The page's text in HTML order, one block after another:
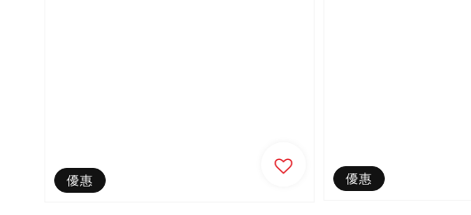
優惠 優惠